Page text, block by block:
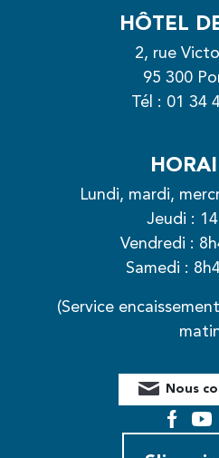
HÔTEL
2, rue
95 300
Tél : 01 34
Lundi, mardi,
Jeudi :
Vendredi :
Samedi :
(Service
Nous
Facebook